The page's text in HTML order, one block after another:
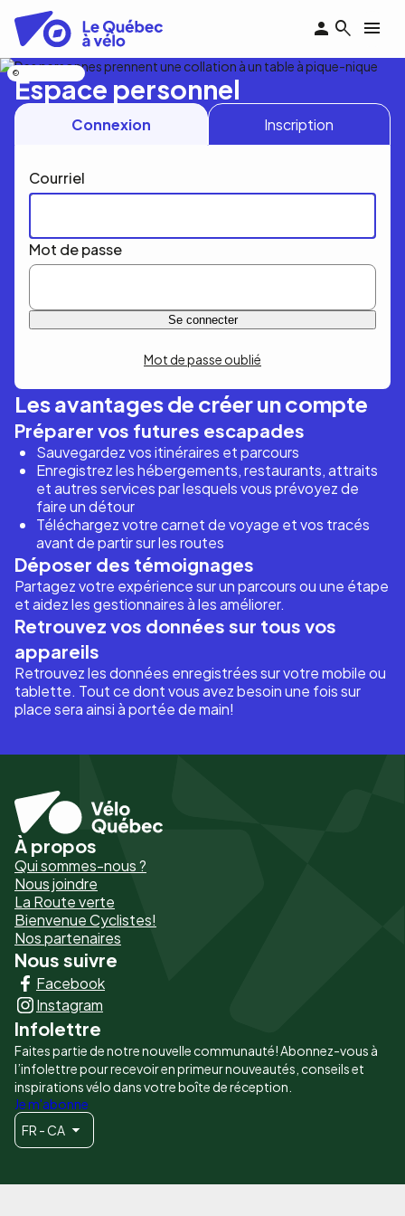
contenu
principal
Espace personnel
Connexion Inscription
Courriel
Mot de passe
Mot de passe oublié
Les avantages de créer un compte
Préparer vos futures escapades
Sauvegardez vos itinéraires et parcours
Enregistrez les hébergements, restaurants, attraits
et autres services par lesquels vous prévoyez de
faire un détour
Téléchargez votre carnet de voyage et vos tracés
avant de partir sur les routes
Déposer des témoignages
Partagez votre expérience sur un parcours ou une étape
et aidez les gestionnaires à les améliorer.
Retrouvez vos données sur tous vos
appareils
Retrouvez les données enregistrées sur votre mobile ou
tablette. Tout ce dont vous avez besoin une fois sur
place sera ainsi à portée de main!
Pied
de
page
-
Liens
principaux
À propos
Qui sommes-nous ?
Nous joindre
La Route verte
Bienvenue Cyclistes!
Nos partenaires
Nous suivre
Facebook
Instagram
Infolettre
Faites partie de notre nouvelle communauté! Abonnez-vous à
l’infolettre pour recevoir en primeur nouveautés, conseils et
inspirations vélo dans votre boîte de réception.
Je m'abonne
FR - CA